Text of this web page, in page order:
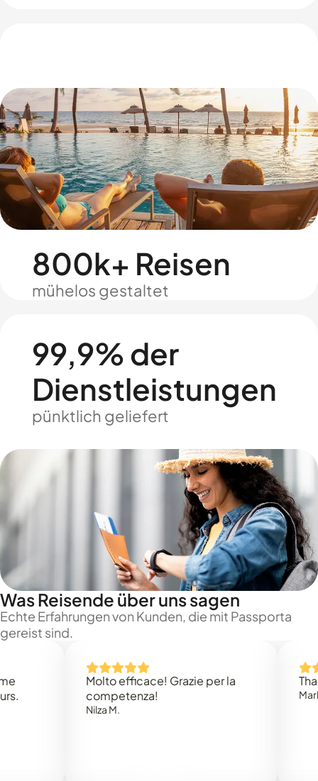
800k+ Reisen
mühelos gestaltet
99,9% der
Dienstleistungen
pünktlich geliefert
Was Reisende über uns sagen
Echte Erfahrungen von Kunden, die mit Passporta
gereist sind.
Molto efficace! Grazie per la
competenza!
Thank